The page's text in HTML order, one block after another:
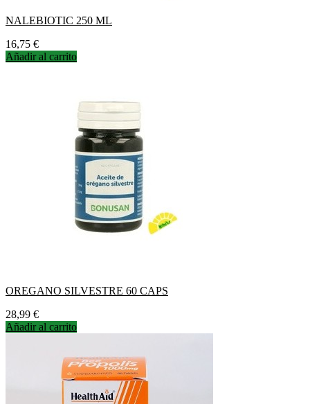
NALEBIOTIC 250 ML
Precio
16,75 €
Añadir al carrito
OREGANO SILVESTRE 60 CAPS
Precio
28,99 €
Añadir al carrito